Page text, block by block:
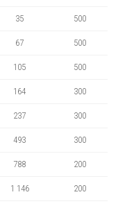
35 500
67 500
105 500
164 300
237 300
493 300
788 200
1 146 200